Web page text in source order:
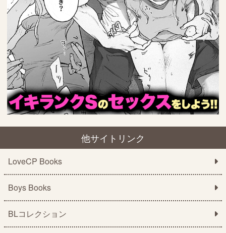
他サイトリンク
LoveCP Books
Boys Books
BLコレクション